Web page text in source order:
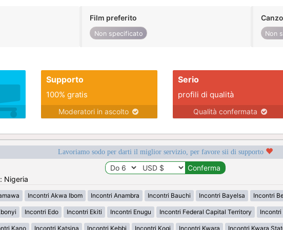
Film preferito
Non specificato Non
Supporto
100% gratis
Moderatori in ascolto
Serio
profili di qualità
Qualità confermata
Lavoriamo sodo per darti il miglior servizio, per favore sii di supporto
Nigeria
Incontri Akwa Ibom Incontri Anambra Incontri Bauchi Incontri Bayelsa Incontri
Incontri Edo Incontri Ekiti Incontri Enugu Incontri Federal Capital Territory Incontri
Kano Incontri Katsina Incontri Kebbi Incontri Kogi Incontri Kwara Incontri Kwara